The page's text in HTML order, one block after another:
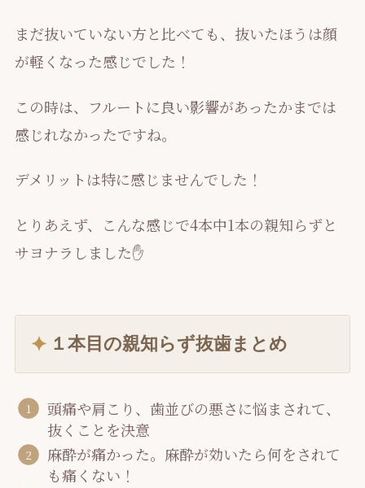
まだ抜いていない方と比べても、抜いたほうは顔
が軽くなった感じでした！
この時は、フルートに良い影響があったかまでは
感じれなかったですね。
デメリットは特に感じませんでした！
とりあえず、こんな感じで4本中1本の親知らずと
サヨナラしました✋
１本目の親知らず抜歯まとめ
頭痛や肩こり、歯並びの悪さに悩まされて、
抜くことを決意
麻酔が痛かった。麻酔が効いたら何をされて
も痛くない！